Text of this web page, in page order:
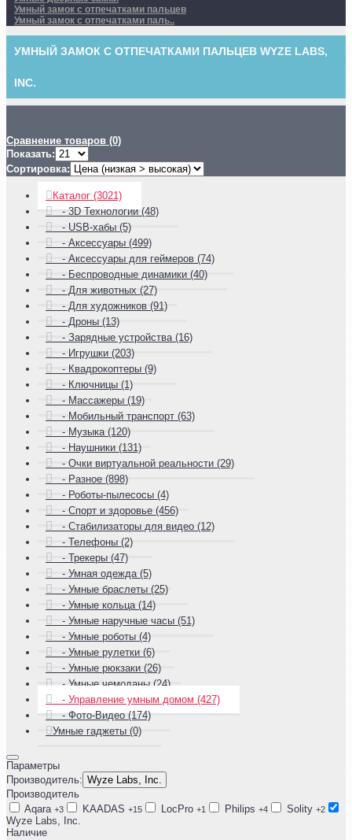
Умный замок с отпечатками пальцев
Умный замок с отпечатками паль..
УМНЫЙ ЗАМОК С ОТПЕЧАТКАМИ ПАЛЬЦЕВ WYZE LABS,
INC.
Сравнение товаров (0)
Показать:
Сортировка:
Каталог (3021)
- 3D Технологии (48)
- USB-хабы (5)
- Аксессуары (499)
- Аксессуары для геймеров (74)
- Беспроводные динамики (40)
- Для животных (27)
- Для художников (91)
- Дроны (13)
- Зарядные устройства (16)
- Игрушки (203)
- Квадрокоптеры (9)
- Ключницы (1)
- Массажеры (19)
- Мобильный транспорт (63)
- Музыка (120)
- Наушники (131)
- Очки виртуальной реальности (29)
- Разное (898)
- Роботы-пылесосы (4)
- Спорт и здоровье (456)
- Стабилизаторы для видео (12)
- Телефоны (2)
- Трекеры (47)
- Умная одежда (5)
- Умные браслеты (25)
- Умные кольца (14)
- Умные наручные часы (51)
- Умные роботы (4)
- Умные рулетки (6)
- Умные рюкзаки (26)
- Умные чемоданы (24)
- Управление умным домом (427)
- Фото-Видео (174)
Умные гаджеты (0)
Параметры
Производитель: Wyze Labs, Inc.
Производитель
Aqara +3 KAADAS +15 LocPro +1 Philips +4 Solity +2
Wyze Labs, Inc.
Наличие